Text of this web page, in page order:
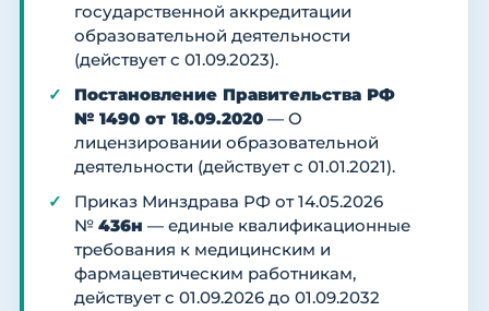
государственной аккредитации
образовательной деятельности
(действует с 01.09.2023).
Постановление Правительства РФ
№ 1490 от 18.09.2020 — О
лицензировании образовательной
деятельности (действует с 01.01.2021).
Приказ Минздрава РФ от 14.05.2026
№ 436н — единые квалификационные
требования к медицинским и
фармацевтическим работникам,
действует с 01.09.2026 до 01.09.2032